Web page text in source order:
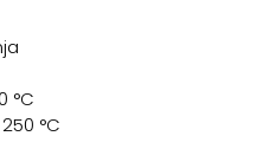
°C
°C